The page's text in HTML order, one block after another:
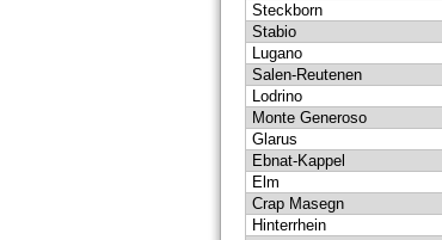
Steckborn
Stabio
Lugano
Salen-Reutenen
Lodrino
Monte Generoso
Glarus
Ebnat-Kappel
Elm
Crap Masegn
Hinterrhein